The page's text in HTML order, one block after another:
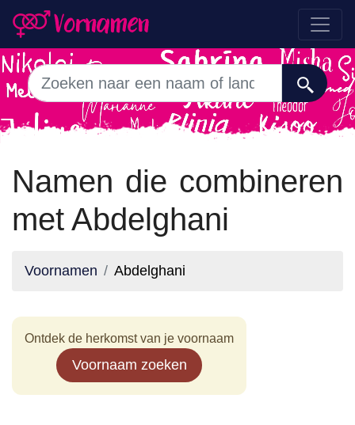
Namen die combineren
met Abdelghani
Voornamen Abdelghani
Ontdek de herkomst van je voornaam
Voornaam zoeken